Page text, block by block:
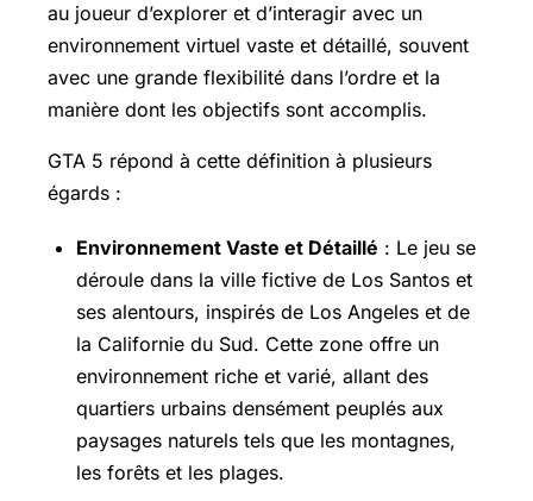
au joueur d’explorer et d’interagir avec un
environnement virtuel vaste et détaillé, souvent
avec une grande flexibilité dans l’ordre et la
manière dont les objectifs sont accomplis.
GTA 5 répond à cette définition à plusieurs
égards :
Environnement Vaste et Détaillé : Le jeu se
déroule dans la ville fictive de Los Santos et
ses alentours, inspirés de Los Angeles et de
la Californie du Sud. Cette zone offre un
environnement riche et varié, allant des
quartiers urbains densément peuplés aux
paysages naturels tels que les montagnes,
les forêts et les plages.